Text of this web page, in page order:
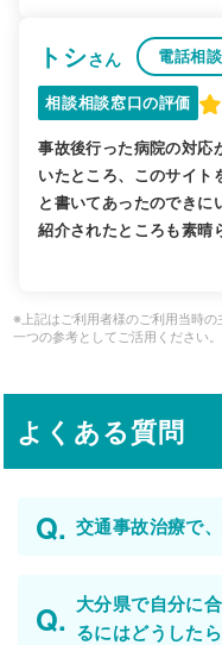
トシさん 電話相談
相談相談窓口の評価
事故後行った病院の対応
いたところ、このサイト
と書いてあったのできに
紹介されたところも素晴
※上記はご利用者様のご利用当時の
一つの参考としてご活用ください。
よくある質問
交通事故治療で
大分県で自分に
るにはどうした